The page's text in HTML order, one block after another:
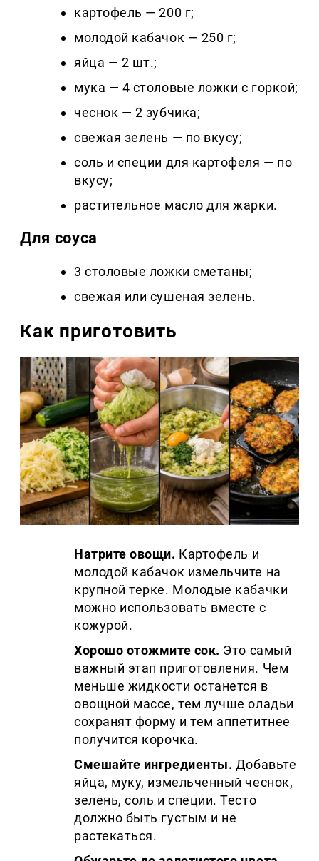
картофель — 200 г;
молодой кабачок — 250 г;
яйца — 2 шт.;
мука — 4 столовые ложки с горкой;
чеснок — 2 зубчика;
свежая зелень — по вкусу;
соль и специи для картофеля — по
вкусу;
растительное масло для жарки.
Для соуса
3 столовые ложки сметаны;
свежая или сушеная зелень.
Как приготовить
Натрите овощи. Картофель и
молодой кабачок измельчите на
крупной терке. Молодые кабачки
можно использовать вместе с
кожурой.
Хорошо отожмите сок. Это самый
важный этап приготовления. Чем
меньше жидкости останется в
овощной массе, тем лучше оладьи
сохранят форму и тем аппетитнее
получится корочка.
Смешайте ингредиенты. Добавьте
яйца, муку, измельченный чеснок,
зелень, соль и специи. Тесто
должно быть густым и не
растекаться.